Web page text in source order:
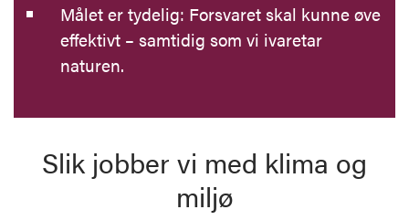
Målet er tydelig: Forsvaret skal kunne øve
effektivt – samtidig som vi ivaretar
naturen.
Slik jobber vi med klima og
miljø